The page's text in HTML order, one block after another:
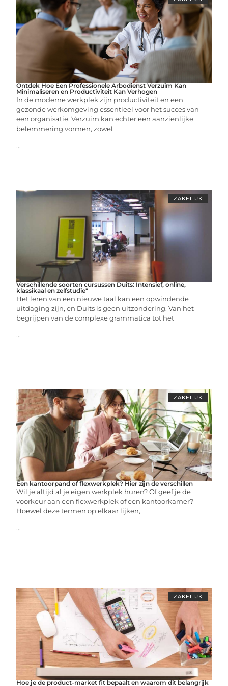
Ontdek Hoe Een Professionele Arbodienst Verzuim Kan
Minimaliseren en Productiviteit Kan Verhogen
In de moderne werkplek zijn productiviteit en een
gezonde werkomgeving essentieel voor het succes van
een organisatie. Verzuim kan echter een aanzienlijke
belemmering vormen, zowel
...
ZAKELIJK
Verschillende soorten cursussen Duits: Intensief, online,
klassikaal en zelfstudie"
Het leren van een nieuwe taal kan een opwindende
uitdaging zijn, en Duits is geen uitzondering. Van het
begrijpen van de complexe grammatica tot het
...
ZAKELIJK
Een kantoorpand of flexwerkplek? Hier zijn de verschillen
Wil je altijd al je eigen werkplek huren? Of geef je de
voorkeur aan een flexwerkplek of een kantoorkamer?
Hoewel deze termen op elkaar lijken,
...
ZAKELIJK
Hoe je de product-market fit bepaalt en waarom dit belangrijk